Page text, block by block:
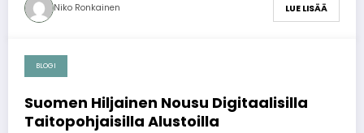
Niko Ronkainen LUE LISÄÄ
2026-07-29
BLOGI
Suomen Hiljainen Nousu Digitaalisilla
Taitopohjaisilla Alustoilla